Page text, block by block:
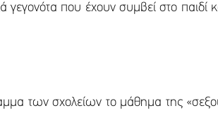
που έχουν συμβεί στο παιδί
των σχολείων το μάθημα της